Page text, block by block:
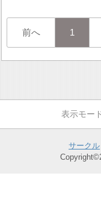
前へ 1
サークル